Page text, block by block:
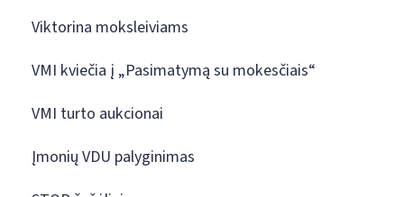
Viktorina moksleiviams
VMI kviečia į „Pasimatymą su mokesčiais“
VMI turto aukcionai
Įmonių VDU palyginimas